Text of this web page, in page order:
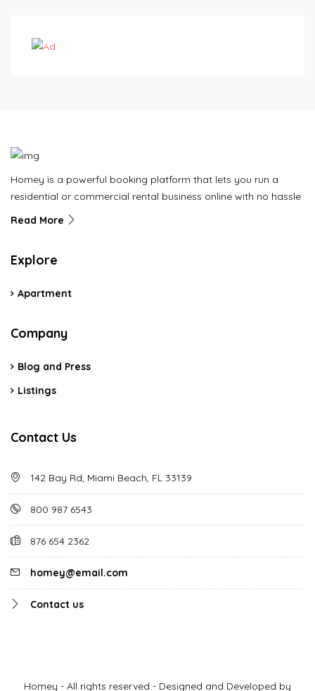
Homey is a powerful booking platform that lets you run a
residential or commercial rental business online with no hassle
Read More
Explore
Apartment
Company
Blog and Press
Listings
Contact Us
142 Bay Rd, Miami Beach, FL 33139
800 987 6543
876 654 2362
homey@email.com
Contact us
Homey - All rights reserved - Designed and Developed by